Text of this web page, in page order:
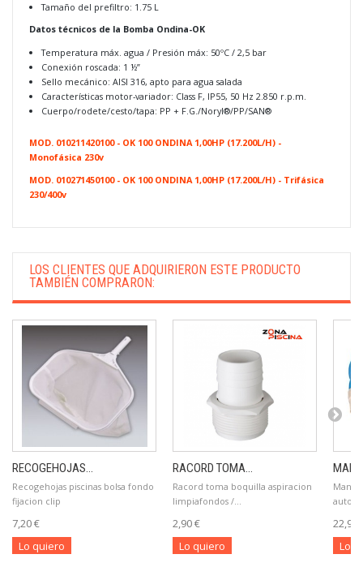
Tamaño del prefiltro: 1.75 L
Datos técnicos de la Bomba Ondina-OK
Temperatura máx. agua / Presión máx: 50ºC / 2,5 bar
Conexión roscada: 1 ½”
Sello mecánico: AISI 316, apto para agua salada
Características motor-variador: Class F, IP55, 50 Hz 2.850 r.p.m.
Cuerpo/rodete/cesto/tapa: PP + F.G./Noryl®/PP/SAN®
MOD. 010211420100 - OK 100 ONDINA 1,00HP (17.200L/H) -
Monofásica 230v
MOD. 010271450100 - OK 100 ONDINA 1,00HP (17.200L/H) - Trifásica
230/400v
LOS CLIENTES QUE ADQUIRIERON ESTE PRODUCTO
TAMBIÉN COMPRARON:
RECOGEHOJAS...
Recogehojas piscinas bolsa fondo
fijacion clip
7,20 €
Lo quiero
RACORD TOMA...
Racord toma boquilla aspiracion
limpiafondos /...
2,90 €
Lo quiero
22,90
Lo